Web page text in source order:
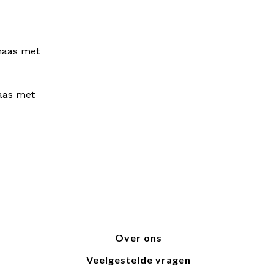
met
Over ons
Veelgestelde vragen